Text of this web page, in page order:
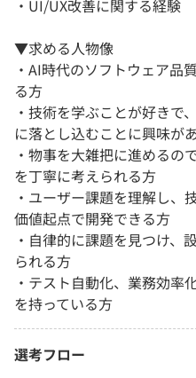
・UI/UX改善に関する経験
▼求める人物像
・AI時代のソフトウェア品
る方
・技術を学ぶことが好きで
に落とし込むことに興味が
・物事を大雑把に進めるの
を丁寧に考えられる方
・ユーザー課題を理解し、
価値起点で開発できる方
・自律的に課題を見つけ、
られる方
・テスト自動化、業務効率
を持っている方
選考フロー